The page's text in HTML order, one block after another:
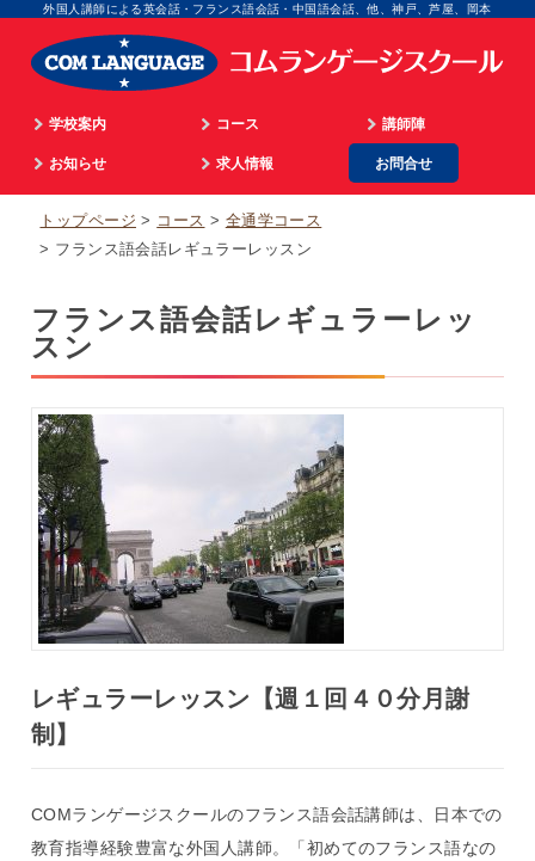
外国人講師による英会話・フランス語会話・中国語会話、他、神戸、芦屋、岡本
学校案内
学院長のご挨拶
企業情報
アクセス
個人情報取扱
コース
通学
オンライン
講師陣
英語
中国語
お知らせ
英語ビデオレッスン
合格実績
生徒の体験談
求人情報
広告担当
スクール事務
お問合せ
トップページ コース
全通学コース
フランス語会話レギュラーレッスン
フランス語会話レギュラーレッ
スン
レギュラーレッスン【週１回４０分月謝
制】
COMランゲージスクールのフランス語会話講師は、日本での
教育指導経験豊富な外国人講師。「初めてのフランス語なの